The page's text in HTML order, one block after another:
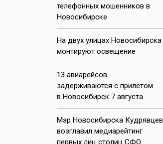
телефонных мошенников в
Новосибирске
На двух улицах Новосибирска
монтируют освещение
13 авиарейсов
задерживаются с прилётом
в Новосибирск 7 августа
Мэр Новосибирска Кудрявцев
возглавил медиарейтинг
первых лиц столиц СФО